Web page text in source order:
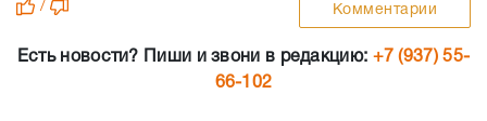
/ Комментарии
Есть новости? Пиши и звони в редакцию: +7 (937) 55-
66-102